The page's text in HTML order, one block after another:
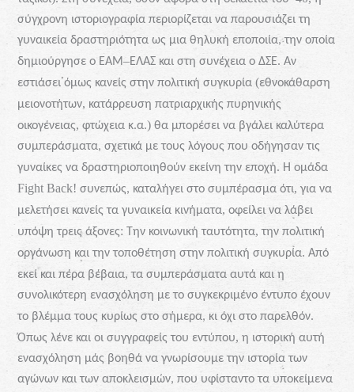
σύγχρονη ιστοριογραφία περιορίζεται να παρουσιάζει τη
γυναικεία δραστηριότητα ως μια θηλυκή εποποιία, την οποία
δημιούργησε ο ΕΑΜ–ΕΛΑΣ και στη συνέχεια ο ΔΣΕ.Αν
εστιάσει όμως κανείς στην πολιτική συγκυρία (εθνοκάθαρση
μειονοτήτων, κατάρρευση πατριαρχικής πυρηνικής
οικογένειας,φτώχεια κ.α.)θα μπορέσει να βγάλει καλύτερα
συμπεράσματα, σχετικά με τους λόγους που οδήγησαν τις
γυναίκες να δραστηριοποιηθούν εκείνη την εποχή. Η ομάδα
Fight Back!συνεπώς, καταλήγει στο συμπέρασμα ότι,για να
μελετήσει κανείς τα γυναικεία κινήματα,οφείλει να λάβει
υπόψη τρεις άξονες: Την κοινωνική ταυτότητα,την πολιτική
οργάνωση και την τοποθέτηση στην πολιτική συγκυρία.Από
εκεί και πέρα βέβαια,τα συμπεράσματα αυτά και η
συνολικότερη ενασχόληση με το συγκεκριμένο έντυπο έχουν
το βλέμμα τους κυρίως στο σήμερα, κι όχι στο παρελθόν.
Όπως λένε και οι συγγραφείς του εντύπου,η ιστορική αυτή
ενασχόληση μάς βοηθά να γνωρίσουμε την ιστορία των
αγώνων και των αποκλεισμών, που υφίσταντο τα υποκείμενα